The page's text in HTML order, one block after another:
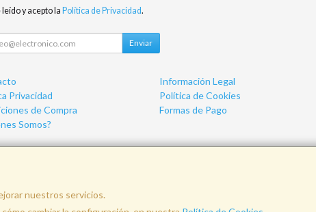
nuestros servicios.
leído y acepto la Política de Privacidad.
Enviar
Información Legal
Privacidad
Política de Cookies
de Compra
Formas de Pago
Somos?
Info@vemainformatica.com